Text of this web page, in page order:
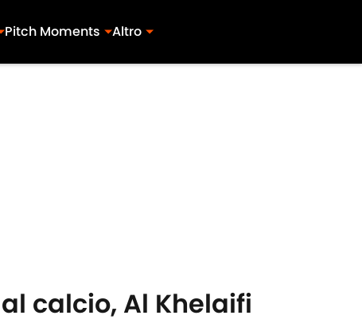
Pitch Moments Altro
calcio, Al Khelaifi